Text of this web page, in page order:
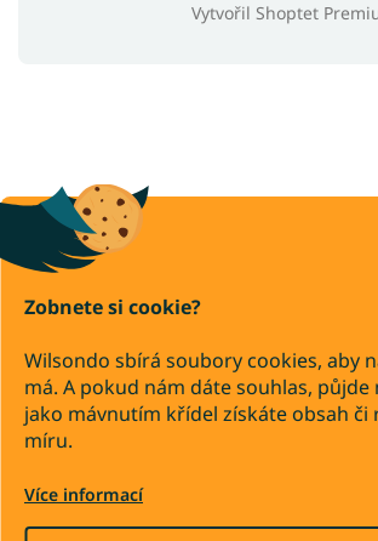
Zobnete si cookie?
Wilsondo sbírá soubory cookies, aby
má. A pokud nám dáte souhlas, půjde
jako mávnutím křídel získáte obsah
míru.
Více informací
Vytvořil Shoptet